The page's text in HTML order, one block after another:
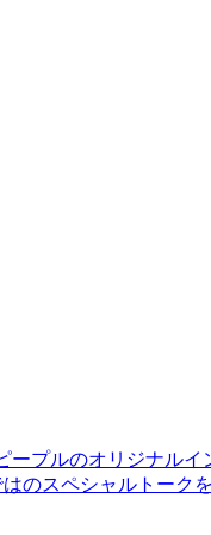
プルのオリジナル
のスペシャルトーク